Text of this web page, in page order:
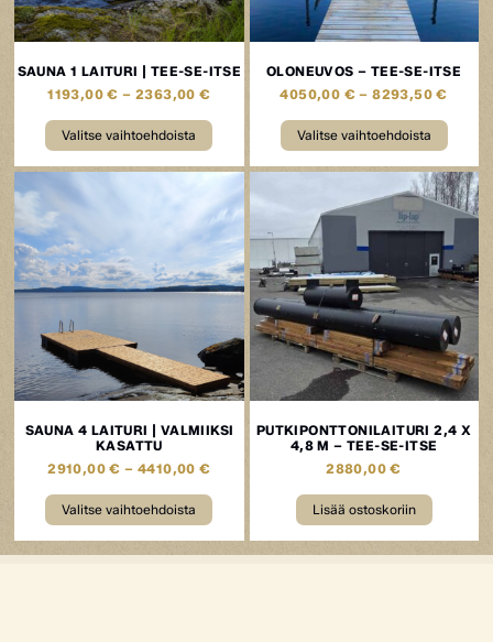
SAUNA 1 LAITURI | TEE-SE-ITSE
1193,00€ – 2363,00€
Valitse vaihtoehdoista
OLONEUVOS – TEE-SE-ITSE
4050,00 € – 8293,50€
Valitse vaihtoehdoista
SAUNA 4 LAITURI | VALMIIKSI
KASATTU
2910,00€ – 4410,00€
Valitse vaihtoehdoista
PUTKIPONTTONILAITURI 2,4 X
4,8 M – TEE-SE-ITSE
2880,00€
Lisää ostoskoriin